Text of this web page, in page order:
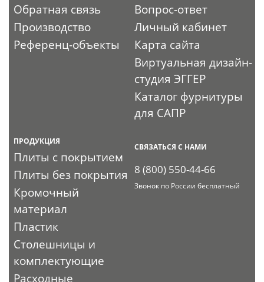
Обратная связь
Производство
Референц-объекты
Вопрос-ответ
Личный кабинет
Карта сайта
Виртуальная дизайн-
студия ЭГГЕР
Каталог фурнитуры
для САПР
ПРОДУКЦИЯ
Плиты с покрытием
Плиты без покрытия
Кромочный
материал
Пластик
Столешницы и
комплектующие
Расходные
СВЯЗАТЬСЯ С НАМИ
8 (800) 550-44-66
Звонок по России бесплатный